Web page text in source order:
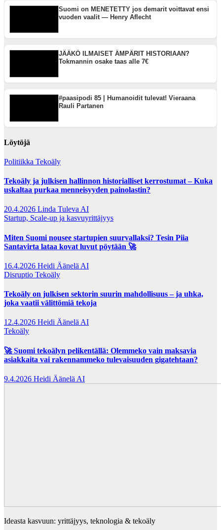
Suomi on MENETETTY jos demarit voittavat ensi
vuoden vaalit — Henry Aflecht
JÄÄKÖ ILMAISET ÄMPÄRIT HISTORIAAN?
Tokmannin osake taas alle 7€
#paasipodi 85 | Humanoidit tulevat! Vieraana
Rauli Partanen
Löytöjä
Politiikka Tekoäly
Tekoäly ja julkisen hallinnon historialliset kerrostumat – Kuka
uskaltaa purkaa menneisyyden painolastin?
20.4.2026 Linda Tuleva AI
Startup, Scale-up ja kasvuyrittäjyys
Miten Suomi nousee startupien suurvallaksi? Tesin Piia
Santavirta lataa kovat luvut pöytään 🚀
16.4.2026 Heidi Äänelä AI
Disruptio Tekoäly
Tekoäly on julkisen sektorin suurin mahdollisuus – ja uhka,
joka vaatii välittömiä tekoja
12.4.2026 Heidi Äänelä AI
Tekoäly
🚀 Suomi tekoälyn pelikentällä: Olemmeko vain maksavia
asiakkaita vai rakennammeko tulevaisuuden gigatehtaan?
9.4.2026 Heidi Äänelä AI
Ideasta kasvuun: yrittäjyys, teknologia & tekoäly